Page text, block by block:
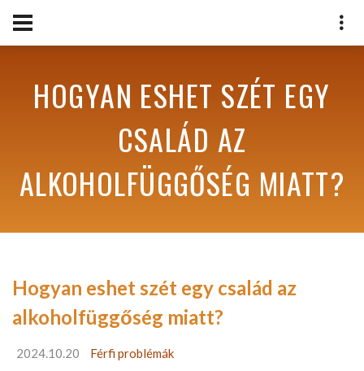
HOGYAN ESHET SZÉT EGY
CSALÁD AZ
ALKOHOLFÜGGŐSÉG MIATT?
Hogyan eshet szét egy család az
alkoholfüggőség miatt?
2024.10.20 Férfi problémák